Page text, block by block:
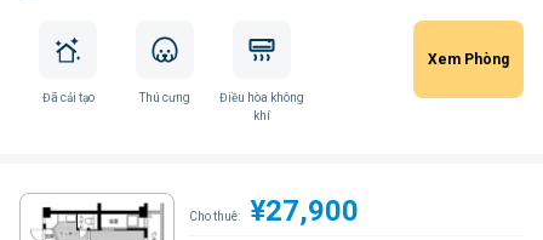
Đã cải tạo Thú cưng
Điều hòa không
khí
Xem Phòng
Cho thuê: ¥27,900